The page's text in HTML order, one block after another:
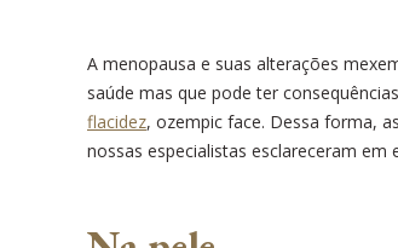
A menopausa e suas alterações
saúde mas que pode ter
flacidez, ozempic face. Dessa forma,
nossas especialistas esclareceram em